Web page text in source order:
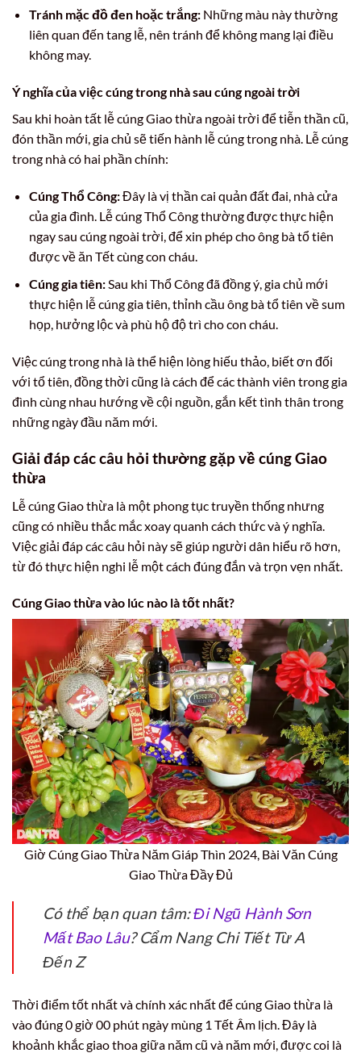
Tránh mặc đồ đen hoặc trắng:Những màu này thường
liên quan đến tang lễ, nên tránh để không mang lại điều
không may.
Ý nghĩa của việc cúng trong nhà sau cúng ngoài trời
Sau khi hoàn tất lễ cúng Giao thừa ngoài trời để tiễn thần cũ,
đón thần mới, gia chủ sẽ tiến hành lễ cúng trong nhà. Lễ cúng
trong nhà có hai phần chính:
Cúng Thổ Công:Đây là vị thần cai quản đất đai, nhà cửa
của gia đình. Lễ cúng Thổ Công thường được thực hiện
ngay sau cúng ngoài trời, để xin phép cho ông bà tổ tiên
được về ăn Tết cùng con cháu.
Cúng gia tiên:Sau khi Thổ Công đã đồng ý, gia chủ mới
thực hiện lễ cúng gia tiên, thỉnh cầu ông bà tổ tiên về sum
họp, hưởng lộc và phù hộ độ trì cho con cháu.
Việc cúng trong nhà là thể hiện lòng hiếu thảo, biết ơn đối
với tổ tiên, đồng thời cũng là cách để các thành viên trong gia
đình cùng nhau hướng về cội nguồn, gắn kết tình thân trong
những ngày đầu năm mới.
Giải đáp các câu hỏi thường gặp về cúng Giao
thừa
Lễ cúng Giao thừa là một phong tục truyền thống nhưng
cũng có nhiều thắc mắc xoay quanh cách thức và ý nghĩa.
Việc giải đáp các câu hỏi này sẽ giúp người dân hiểu rõ hơn,
từ đó thực hiện nghi lễ một cách đúng đắn và trọn vẹn nhất.
Cúng Giao thừa vào lúc nào là tốt nhất?
Giờ Cúng Giao Thừa Năm Giáp Thìn 2024, Bài Văn Cúng
Giao Thừa Đầy Đủ
Có thể bạn quan tâm:Đi Ngũ Hành Sơn
Mất Bao Lâu? Cẩm Nang Chi Tiết Từ A
Đến Z
Thời điểm tốt nhất và chính xác nhất để cúng Giao thừa là
vào đúng 0 giờ 00 phút ngày mùng 1 Tết Âm lịch. Đây là
khoảnh khắc giao thoa giữa năm cũ và năm mới, được coi là